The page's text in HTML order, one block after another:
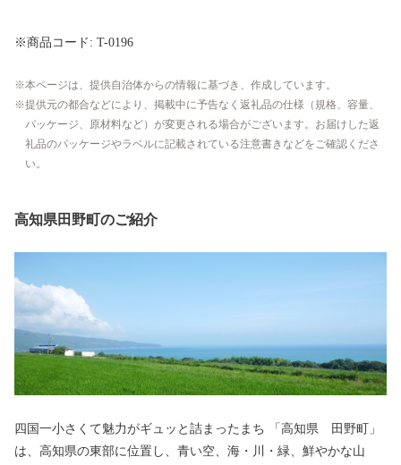
※商品コード: T-0196
本ページは、提供自治体からの情報に基づき、作成しています。
提供元の都合などにより、掲載中に予告なく返礼品の仕様（規格、容量、
パッケージ、原材料など）が変更される場合がございます。お届けした返
礼品のパッケージやラベルに記載されている注意書きなどをご確認くださ
い。
高知県田野町のご紹介
四国一小さくて魅力がギュッと詰まったまち 「高知県 田野町」
は、高知県の東部に位置し、青い空、海・川・緑、鮮やかな山